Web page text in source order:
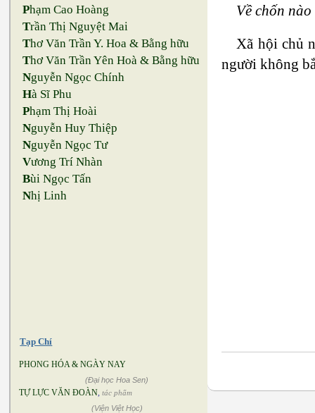
Phạm Cao Hoàng
Trần Thị Nguyệt Mai
Thơ Văn Trần Y. Hoa & Bằng hữu
Thơ Văn Trần Yên Hoà & Bằng hữu
Nguyễn Ngọc Chính
Hà Sĩ Phu
Phạm Thị Hoài
Nguyễn Huy Thiệp
Nguyễn Ngọc Tư
Vương Trí Nhàn
Bùi Ngọc Tấn
Nhị Linh
Tạp Chí
PHONG HÓA & NGÀY NAY
(Đại học Hoa Sen)
TỰ LỰC VĂN ĐOÀN, tác phẩm
(Viện Việt Học)
Về chốn
Xã hội chủ
người không